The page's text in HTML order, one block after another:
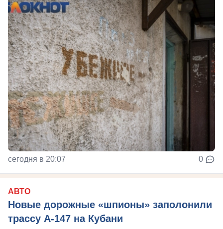
сегодня в 20:07 0
АВТО
Новые дорожные «шпионы» заполонили
трассу А-147 на Кубани